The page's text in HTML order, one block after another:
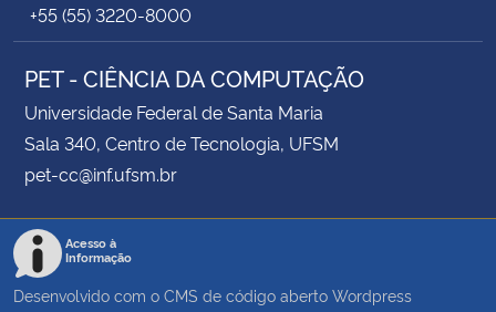
Advocacia-Geral da União
+55 (55) 3220-8000
PET - CIÊNCIA DA COMPUTAÇÃO
Universidade Federal de Santa Maria
Sala 340, Centro de Tecnologia, UFSM
pet-cc@inf.ufsm.br
Acesso à
Informação
Desenvolvido com o CMS de código aberto Wordpress